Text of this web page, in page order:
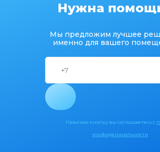
Нужна
Мы предложим лучшее
именно для вашего
Нажимая кнопку вы соглашаетесь с
конфиденциальности